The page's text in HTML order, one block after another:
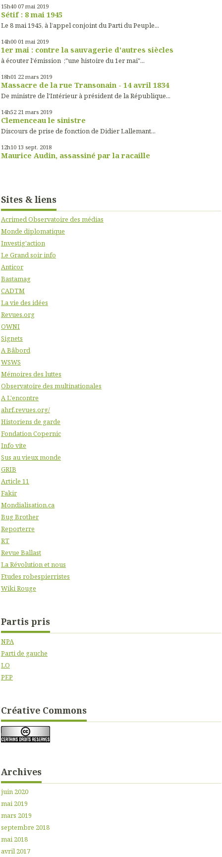
15h40 07 mai 2019
Sétif : 8 mai 1945
Le 8 mai 1945, à l’appel conjoint du Parti du Peuple...
14h00 01 mai 2019
1er mai : contre la sauvagerie d'autres siècles
à écouter l'émission ;"une histoire du 1er mai"...
18h01 22 mars 2019
Massacre de la rue Transonain - 14 avril 1834
De ministre de l'Intérieur à président de la République...
14h52 21 mars 2019
Clemenceau le sinistre
Discours de prise de fonction de Didier Lallemant...
12h10 13 sept. 2018
Maurice Audin, assassiné par la racaille
Sites & liens
Acrimed Observatoire des médias
Monde diplomatique
Investig'action
Le Grand soir info
Anticor
Bastamag
CADTM
La vie des idées
Revues.org
OWNI
Signets
A Bâbord
WSWS
Mémoires des luttes
Observatoire des multinationales
A L'encontre
ahrf.revues.org/
Historiens de garde
Fondation Copernic
Info vite
Sus au vieux monde
GRIB
Article 11
Fakir
Mondialisation.ca
Bug Brother
Reporterre
RT
Revue Ballast
La Révolution et nous
Etudes robespierristes
Wiki Rouge
Partis pris
NPA
Parti de gauche
LO
PEP
Créative Commons
Archives
juin 2020
mai 2019
mars 2019
septembre 2018
mai 2018
avril 2017